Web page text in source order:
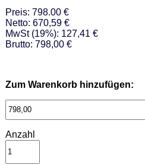
Preis: 798.00 €
Netto: 670,59 €
MwSt (19%): 127,41 €
Brutto: 798,00 €
Zum Warenkorb hinzufügen:
Anzahl